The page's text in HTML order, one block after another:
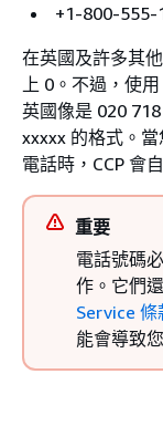
+1-800-555-
在英國及許多其
上 0。不過，使
英國像是 020
xxxxx 的格式。
電話時，CCP 會
重要
電話號碼
作。它們
Service 條
能會導致